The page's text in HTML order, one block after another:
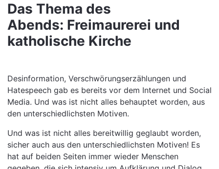
Das Thema des
Abends: Freimaurerei und
katholische Kirche
Desinformation, Verschwörungserzählungen und
Hatespeech gab es bereits vor dem Internet und Social
Media. Und was ist nicht alles behauptet worden, aus
den unterschiedlichsten Motiven.
Und was ist nicht alles bereitwillig geglaubt worden,
sicher auch aus den unterschiedlichsten Motiven! Es
hat auf beiden Seiten immer wieder Menschen